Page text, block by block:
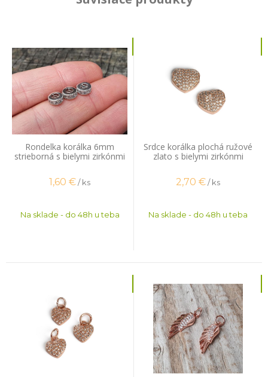
Rondelka korálka 6mm
strieborná s bielymi zirkónmi
1,60 €/ ks
Na sklade - do 48h u teba
Srdce korálka plochá ružové
zlato s bielymi zirkónmi
2,70 €/ ks
Na sklade - do 48h u teba